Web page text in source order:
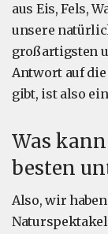
aus Eis, Fels,
unsere
großartigsten
Antwort auf die
gibt, ist also
Was
besten
Also, wir